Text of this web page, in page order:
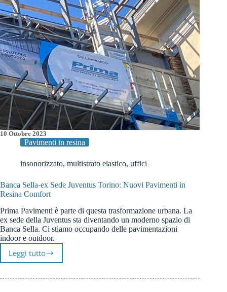
10 Ottobre 2023
Pavimenti in resina
insonorizzato, multistrato elastico, uffici
Banca Sella-ex Sede Juventus Torino: Nuovi Pavimenti in
Resina Comfort
Prima Pavimenti è parte di questa trasformazione urbana. La
ex sede della Juventus sta diventando un moderno spazio di
Banca Sella. Ci stiamo occupando delle pavimentazioni
indoor e outdoor.
Leggi tutto
Banca
ex